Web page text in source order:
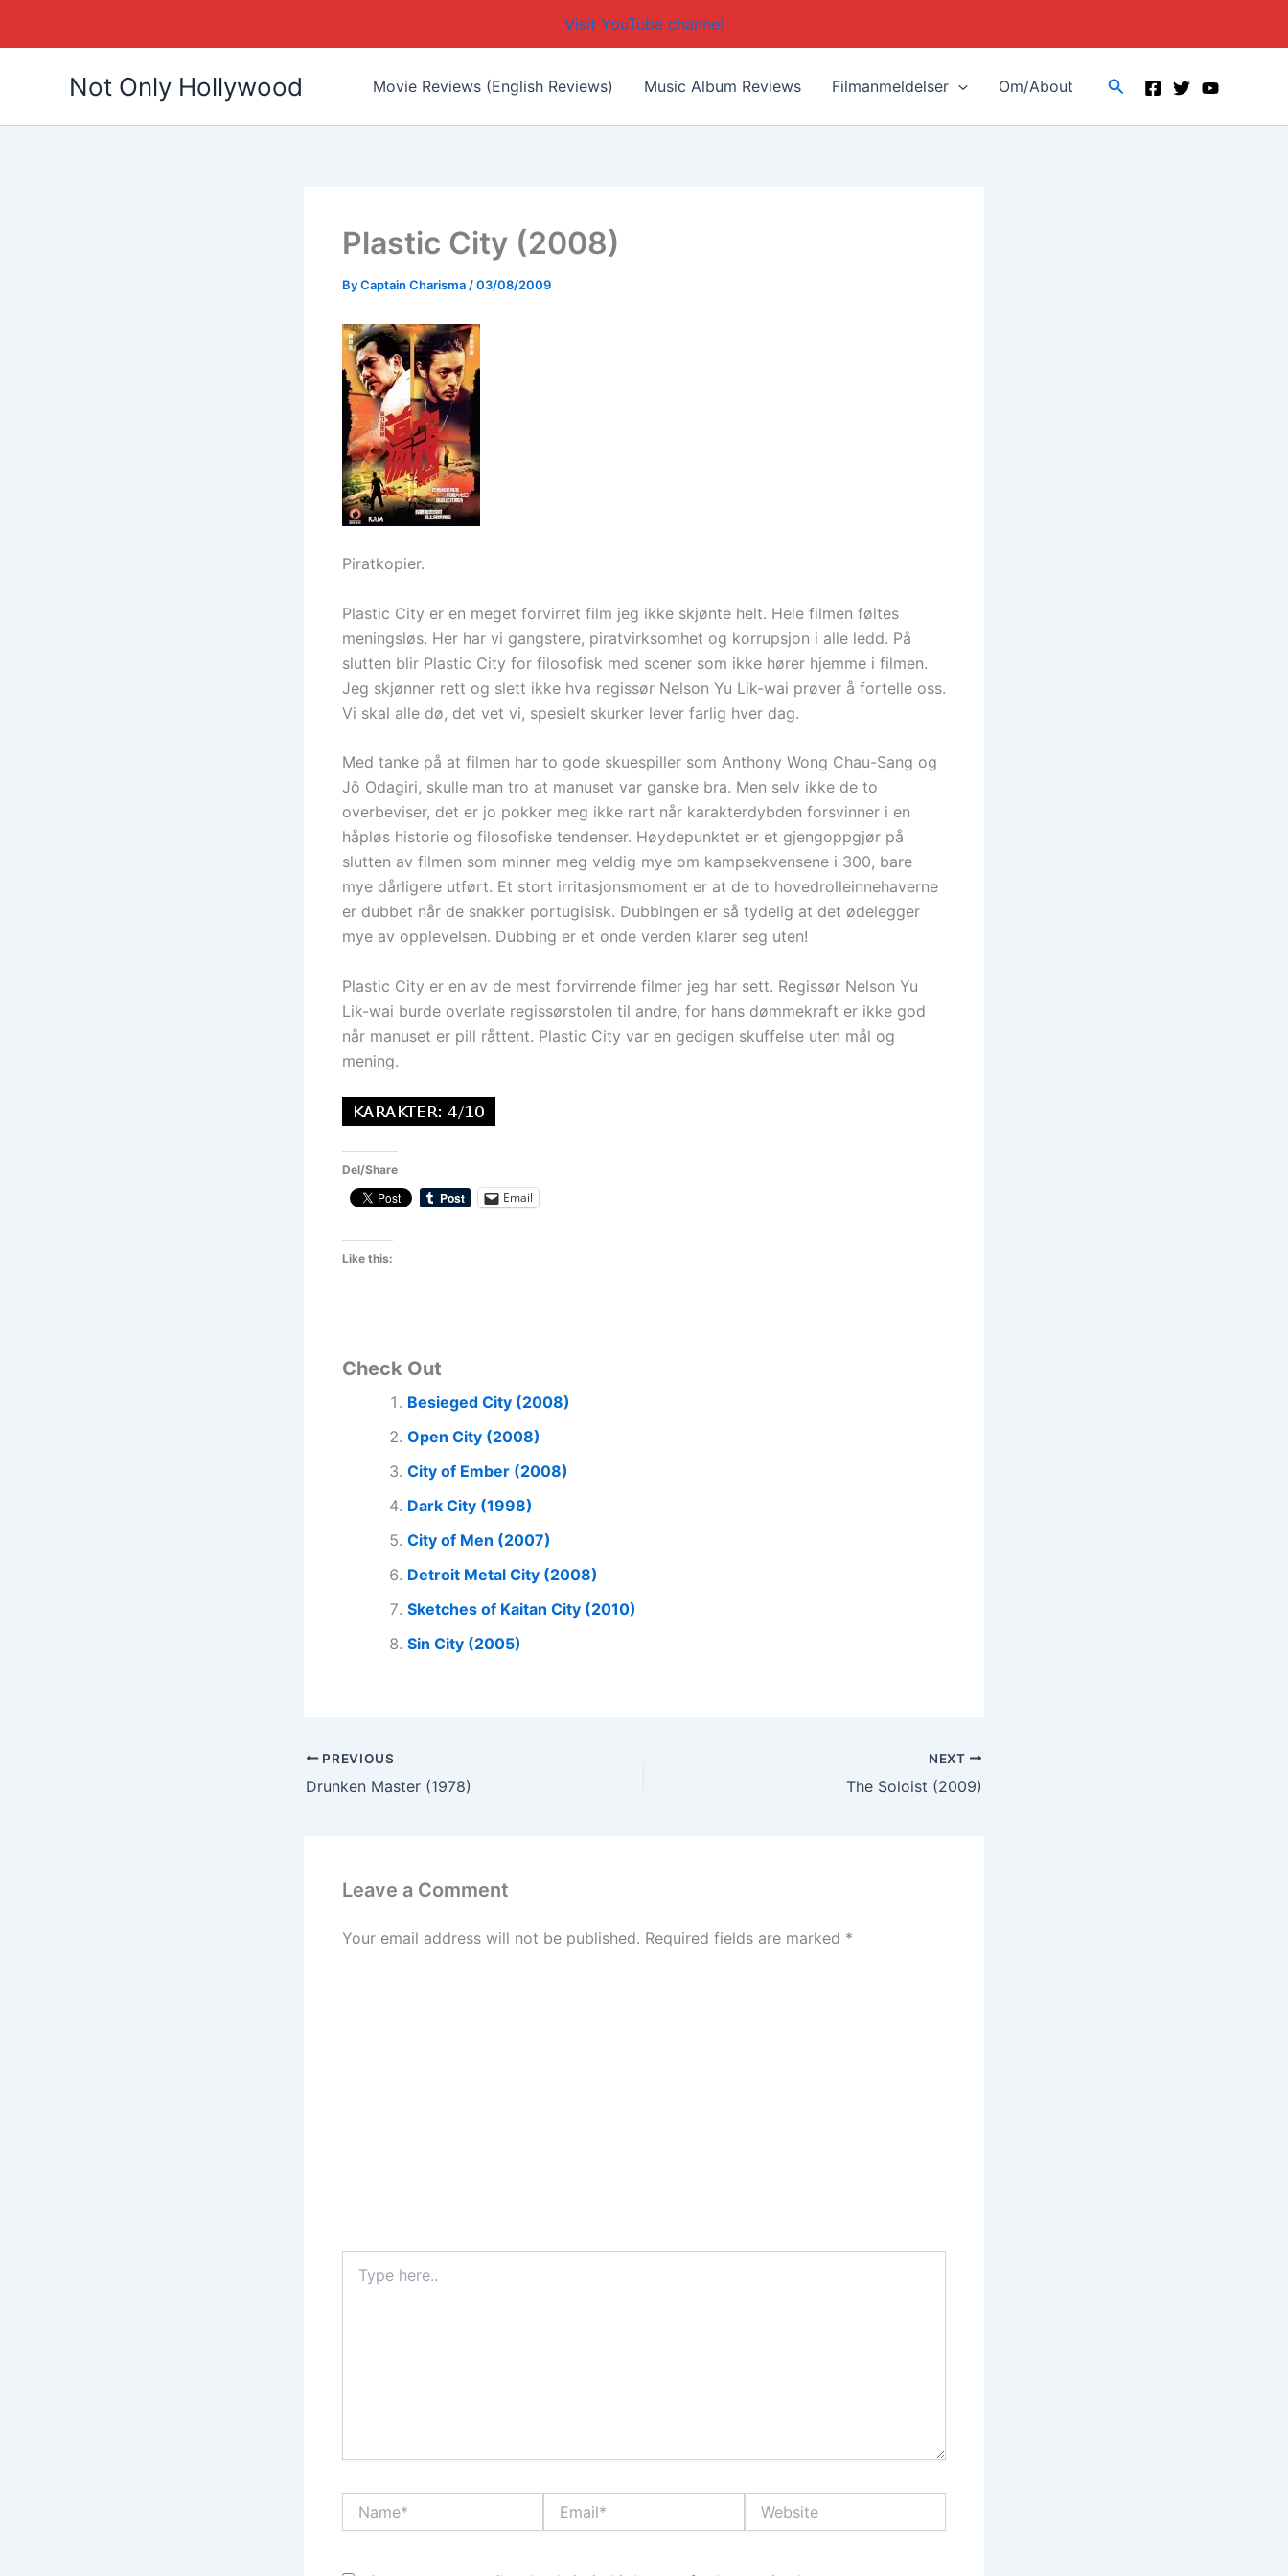
Visit YouTube channel
Not Only Hollywood Movie Reviews (English Reviews) Music Album Reviews Filmanmeldelser Om/About Search
Plastic City (2008)
ByCaptain Charisma/03/08/2009
Piratkopier.
Plastic City er en meget forvirret film jeg ikke skjønte helt. Hele filmen føltes
meningsløs. Her har vi gangstere, piratvirksomhet og korrupsjon i alle ledd. På
slutten blir Plastic City for filosofisk med scener som ikke hører hjemme i filmen.
Jeg skjønner rett og slett ikke hva regissør Nelson Yu Lik-wai prøver å fortelle oss.
Vi skal alle dø, det vet vi, spesielt skurker lever farlig hver dag.
Med tanke på at filmen har to gode skuespiller som Anthony Wong Chau-Sang og
Jô Odagiri, skulle man tro at manuset var ganske bra. Men selv ikke de to
overbeviser, det er jo pokker meg ikke rart når karakterdybden forsvinner i en
håpløs historie og filosofiske tendenser. Høydepunktet er et gjengoppgjør på
slutten av filmen som minner meg veldig mye om kampsekvensene i 300, bare
mye dårligere utført. Et stort irritasjonsmoment er at de to hovedrolleinnehaverne
er dubbet når de snakker portugisisk. Dubbingen er så tydelig at det ødelegger
mye av opplevelsen. Dubbing er et onde verden klarer seg uten!
Plastic City er en av de mest forvirrende filmer jeg har sett. Regissør Nelson Yu
Lik-wai burde overlate regissørstolen til andre, for hans dømmekraft er ikke god
når manuset er pill råttent. Plastic City var en gedigen skuffelse uten mål og
mening.
Del/Share
Email
Like this:
Check Out
Besieged City (2008)
Open City (2008)
City of Ember (2008)
Dark City (1998)
City of Men (2007)
Detroit Metal City (2008)
Sketches of Kaitan City (2010)
Sin City (2005)
PREVIOUS
Drunken Master (1978)
NEXT
The Soloist (2009)
Leave a Comment
Your email address will not be published. Required fields are marked *
here..